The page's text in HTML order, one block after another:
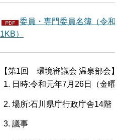
委員・専門委員名簿（令和
1KB）
【第1回 環境審議会 温泉部会】
日時:令和元年7月26日（金曜
場所:石川県庁行政庁舎14階
議事